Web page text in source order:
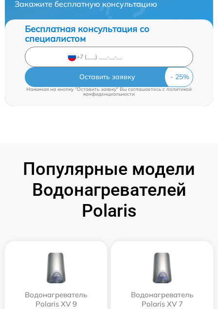
Закажите бесплатную консультацию
Бесплатная консультация со
специалистом
Оставить заявку
Нажимая на кнопку "Оставить заявку" Вы соглашаетесь cполитикой
конфиденциальности
Популярные модели
Водонагревателей
Polaris
Водонагреватель
Polaris XV 9
Водонагреватель
Polaris XV 7